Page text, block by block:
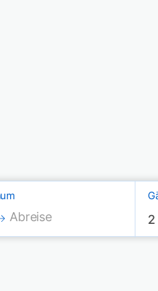
down arrow key to
Press the down arrow
Abreise 2